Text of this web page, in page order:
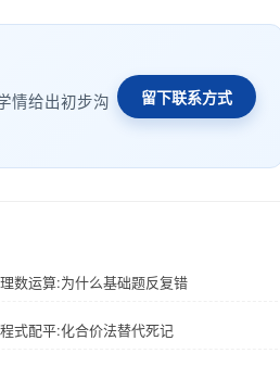
情给出初步沟
留下联系方式
数运算:为什么基础题反复错
式配平:化合价法替代死记